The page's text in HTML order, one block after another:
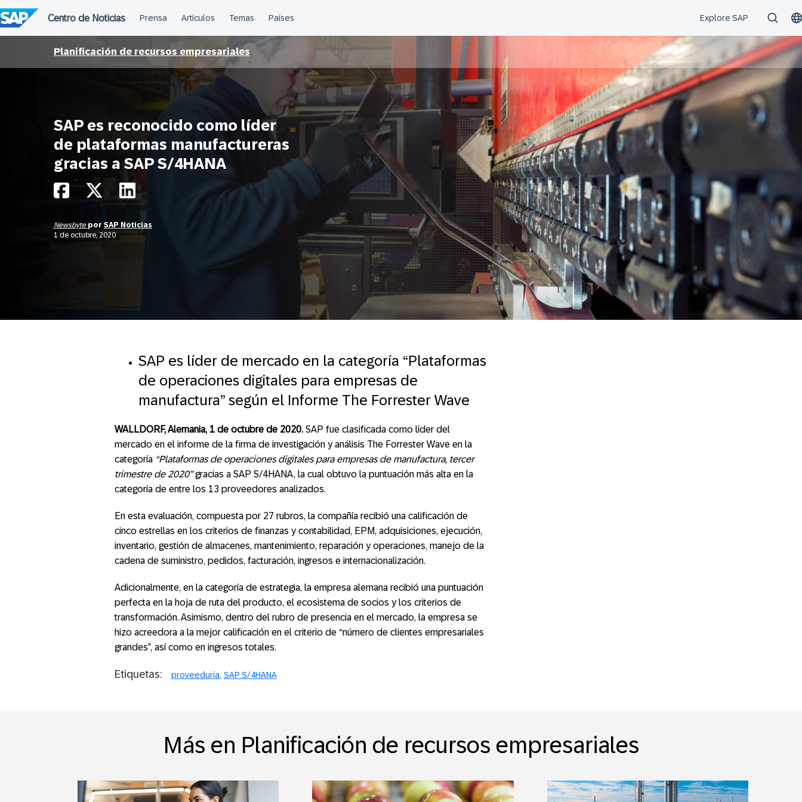
al
contenido
Planificación de recursos empresariales
SAP es reconocido como líder
de plataformas manufactureras
gracias a SAP S/4HANA
Newsbyte por SAP Noticias
1 de octubre, 2020
SAP es líder de mercado en la categoría “Plataformas
de operaciones digitales para empresas de
manufactura” según el Informe The Forrester Wave
WALLDORF, Alemania, 1 de octubre de 2020. SAP fue clasificada como líder del
mercado en el informe de la firma de investigación y análisis The Forrester Wave en la
categoría “Plataformas de operaciones digitales para empresas de manufactura, tercer
trimestre de 2020”gracias a SAP S/4HANA, la cual obtuvo la puntuación más alta en la
categoría de entre los 13 proveedores analizados.
En esta evaluación, compuesta por 27 rubros, la compañía recibió una calificación de
cinco estrellas en los criterios de finanzas y contabilidad, EPM, adquisiciones, ejecución,
inventario, gestión de almacenes, mantenimiento, reparación y operaciones, manejo de la
cadena de suministro, pedidos, facturación, ingresos e internacionalización.
Adicionalmente, en la categoría de estrategia, la empresa alemana recibió una puntuación
perfecta en la hoja de ruta del producto, el ecosistema de socios y los criterios de
transformación. Asimismo, dentro del rubro de presencia en el mercado, la empresa se
hizo acreedora a la mejor calificación en el criterio de “número de clientes empresariales
grandes”, así como en ingresos totales.
Etiquetas: proveeduría SAP S/4HANA
Más en Planificación de recursos empresariales